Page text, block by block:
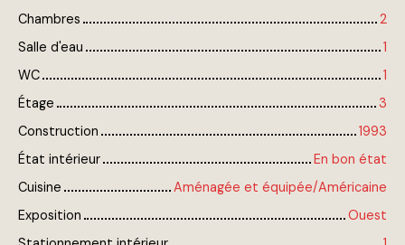
Chambres
2
Salle d'eau
1
WC
1
Étage
3
Construction
1993
État intérieur
En bon état
Cuisine
Aménagée et équipée/Américaine
Exposition
Ouest